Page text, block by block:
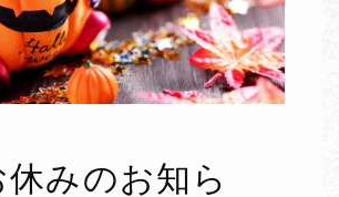
みのお知ら